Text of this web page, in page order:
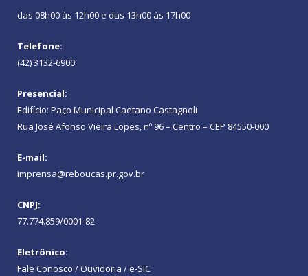
das 08h00 às 12h00 e das 13h00 às 17h00
Telefone:
(42) 3132-6900
Presencial:
Edifício: Paço Municipal Caetano Castagnoli
Rua José Afonso Vieira Lopes, nº 96 – Centro – CEP 84550-000
E-mail:
imprensa@reboucas.pr.gov.br
CNPJ:
77.774.859/0001-82
Eletrônico:
Fale Conosco / Ouvidoria / e-SIC